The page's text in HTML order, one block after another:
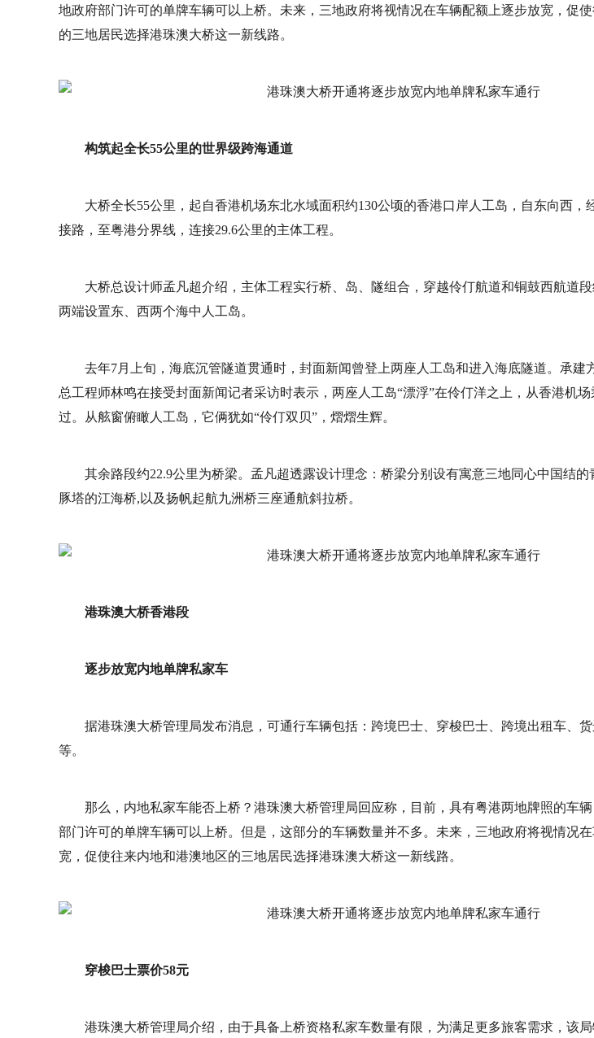
地政府部门许可的单牌车辆可以上桥。未来，三地政府将视情况在车辆配额上逐步放宽，促
的三地居民选择港珠澳大桥这一新线路。
构筑起全长55公里的世界级跨海通道
大桥全长55公里，起自香港机场东北水域面积约130公顷的香港口岸人工岛，自东向西，
接路，至粤港分界线，连接29.6公里的主体工程。
大桥总设计师孟凡超介绍，主体工程实行桥、岛、隧组合，穿越伶仃航道和铜鼓西航道段
两端设置东、西两个海中人工岛。
去年7月上旬，海底沉管隧道贯通时，封面新闻曾登上两座人工岛和进入海底隧道。承建
总工程师林鸣在接受封面新闻记者采访时表示，两座人工岛“漂浮”在伶仃洋之上，从香港机
过。从舷窗俯瞰人工岛，它俩犹如“伶仃双贝”，熠熠生辉。
其余路段约22.9公里为桥梁。孟凡超透露设计理念：桥梁分别设有寓意三地同心中国结
豚塔的江海桥,以及扬帆起航九洲桥三座通航斜拉桥。
港珠澳大桥香港段
逐步放宽内地单牌私家车
据港珠澳大桥管理局发布消息，可通行车辆包括：跨境巴士、穿梭巴士、跨境出租车、
等。
那么，内地私家车能否上桥？港珠澳大桥管理局回应称，目前，具有粤港两地牌照的车
部门许可的单牌车辆可以上桥。但是，这部分的车辆数量并不多。未来，三地政府将视情况
宽，促使往来内地和港澳地区的三地居民选择港珠澳大桥这一新线路。
穿梭巴士票价58元
港珠澳大桥管理局介绍，由于具备上桥资格私家车数量有限，为满足更多旅客需求，该